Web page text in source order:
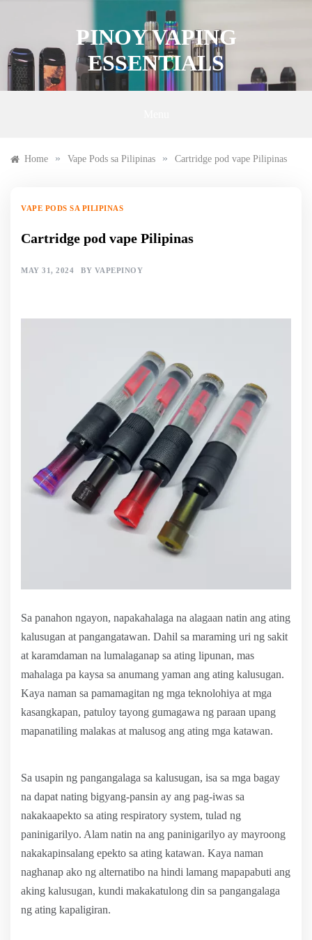
PINOY VAPING
ESSENTIALS
Home » Vape Pods sa Pilipinas » Cartridge pod vape Pilipinas
VAPE PODS SA PILIPINAS
Cartridge pod vape Pilipinas
MAY 31, 2024 BY VAPEPINOY
Sa panahon ngayon, napakahalaga na alagaan natin ang ating
kalusugan at pangangatawan. Dahil sa maraming uri ng sakit
at karamdaman na lumalaganap sa ating lipunan, mas
mahalaga pa kaysa sa anumang yaman ang ating kalusugan.
Kaya naman sa pamamagitan ng mga teknolohiya at mga
kasangkapan, patuloy tayong gumagawa ng paraan upang
mapanatiling malakas at malusog ang ating mga katawan.
Sa usapin ng pangangalaga sa kalusugan, isa sa mga bagay
na dapat nating bigyang-pansin ay ang pag-iwas sa
nakakaapekto sa ating respiratory system, tulad ng
paninigarilyo. Alam natin na ang paninigarilyo ay mayroong
nakakapinsalang epekto sa ating katawan. Kaya naman
naghanap ako ng alternatibo na hindi lamang mapapabuti ang
aking kalusugan, kundi makakatulong din sa pangangalaga
ng ating kapaligiran.